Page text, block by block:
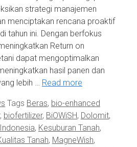
strategi manajemen
menciptakan rencana proaktif
tahun ini. Dengan berfokus
Return on
dapat mengoptimalkan
hasil panen dan
lebih … Read more
Tags Beras, bio-enhanced
, biofertilizer, BiOWiSH, Dolomit,
Indonesia, Kesuburan Tanah,
Tanah, MagneWish,